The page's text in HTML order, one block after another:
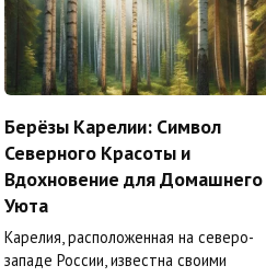
Берёзы Карелии: Символ
Северного Красоты и
Вдохновение для Домашнего
Уюта
Карелия, расположенная на северо-
западе России, известна своими